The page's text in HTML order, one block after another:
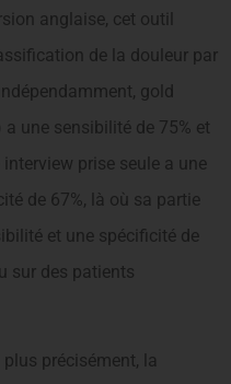
anglaise, cet outil
de la douleur par
gold
une sensibilité de 75% et
prise seule a une
de 67%, là où sa partie
et une spécificité de
sur des patients
précisément, la